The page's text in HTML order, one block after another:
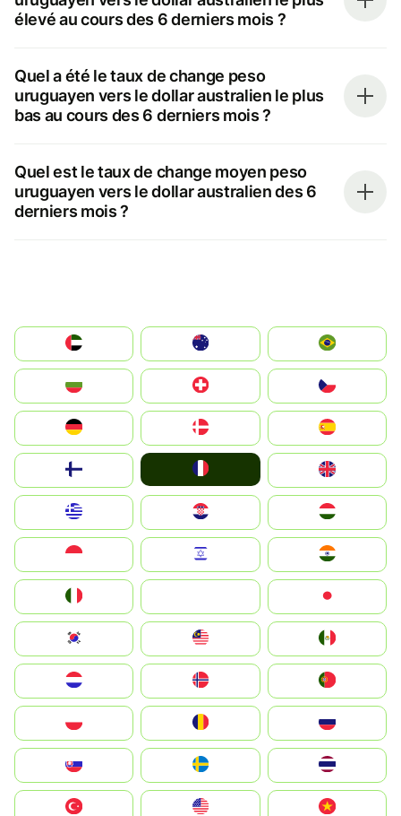
élevé au cours des 6 derniers mois ?
Quel a été le taux de change peso
uruguayen vers le dollar australien le plus
bas au cours des 6 derniers mois ?
Quel est le taux de change moyen peso
uruguayen vers le dollar australien des 6
derniers mois ?
الإمارات العربية المتحدة
Switzerland
Deutschland
United Kingdom
Magyarország
South Korea
United States